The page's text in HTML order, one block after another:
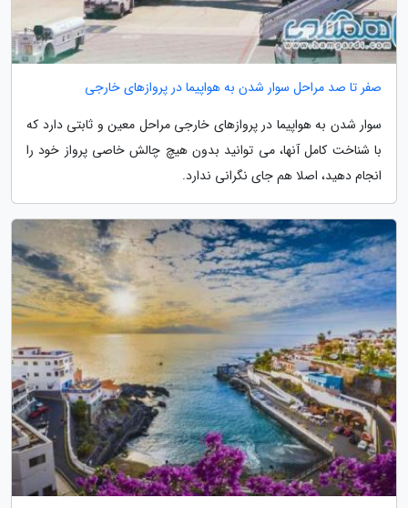
صفر تا صد مراحل سوار شدن به هواپیما در پروازهای خارجی
سوار شدن به هواپیما در پروازهای خارجی مراحل معین و ثابتی دارد که
با شناخت کامل آنها، می توانید بدون هیچ چالش خاصی پرواز خود را
انجام دهید، اصلا هم جای نگرانی ندارد.